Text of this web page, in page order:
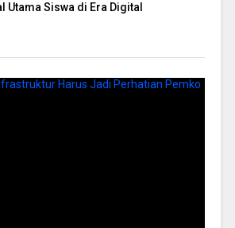
Utama Siswa di Era Digital